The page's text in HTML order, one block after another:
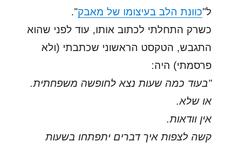
ל"כוונת הלב בעיצומו של מאבק".
כשרק התחלתי לכתוב אותו, עוד לפני שהוא
התגבש, הטקסט הראשוני שכתבתי (ולא
פרסמתי) היה:
"בעוד כמה שעות נצא לחופשה משפחתית.
או שלא.
אין וודאות.
קשה לצפות איך דברים יתפתחו בשעות